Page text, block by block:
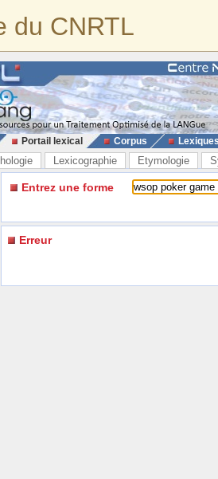
du CNRTL
Portail lexical Corpus
Lexicographie Etymologie
Entrez une forme
Erreur